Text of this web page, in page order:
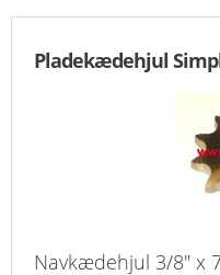
Pladekædehjul
Navkædehjul 3/8" x